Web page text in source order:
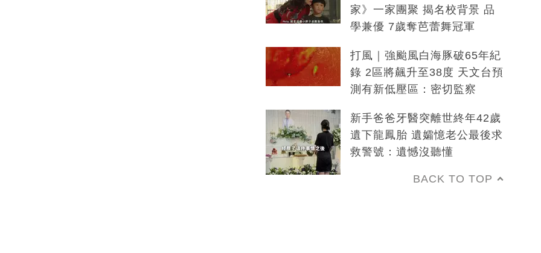
家》一家團聚 揭名校背景 品
學兼優 7歲奪芭蕾舞冠軍
打風｜強颱風白海豚破65年紀
錄 2區將飆升至38度 天文台預
測有新低壓區：密切監察
新手爸爸牙醫突離世終年42歲
遺下龍鳳胎 遺孀憶老公最後求
救警號：遺憾沒聽懂
BACK TO TOP